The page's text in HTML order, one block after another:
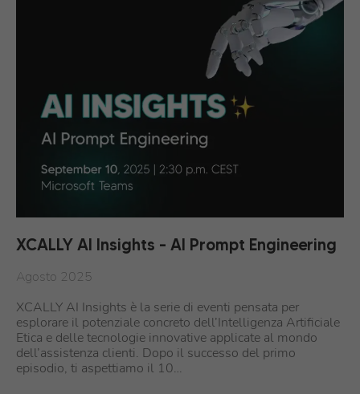
XCALLY AI Insights – AI Prompt Engineering
Agosto 2025
XCALLY AI Insights è la serie di eventi pensata per
esplorare il potenziale concreto dell’Intelligenza Artificiale
Etica e delle tecnologie innovative applicate al mondo
dell’assistenza clienti. Dopo il successo del primo
episodio, ti aspettiamo il 10…